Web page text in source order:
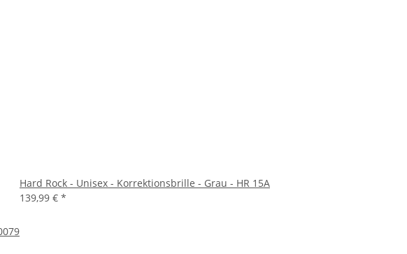
Hard Rock - Unisex - Korrektionsbrille - Grau - HR 15A
139,99 € *